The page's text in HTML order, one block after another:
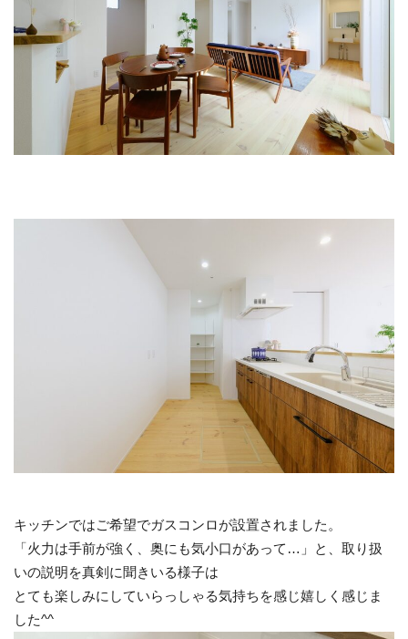
キッチンではご希望でガスコンロが設置されました。
「火力は手前が強く、奥にも気小口があって…」と、取り扱
いの説明を真剣に聞きいる様子は
とても楽しみにしていらっしゃる気持ちを感じ嬉しく感じま
した^^